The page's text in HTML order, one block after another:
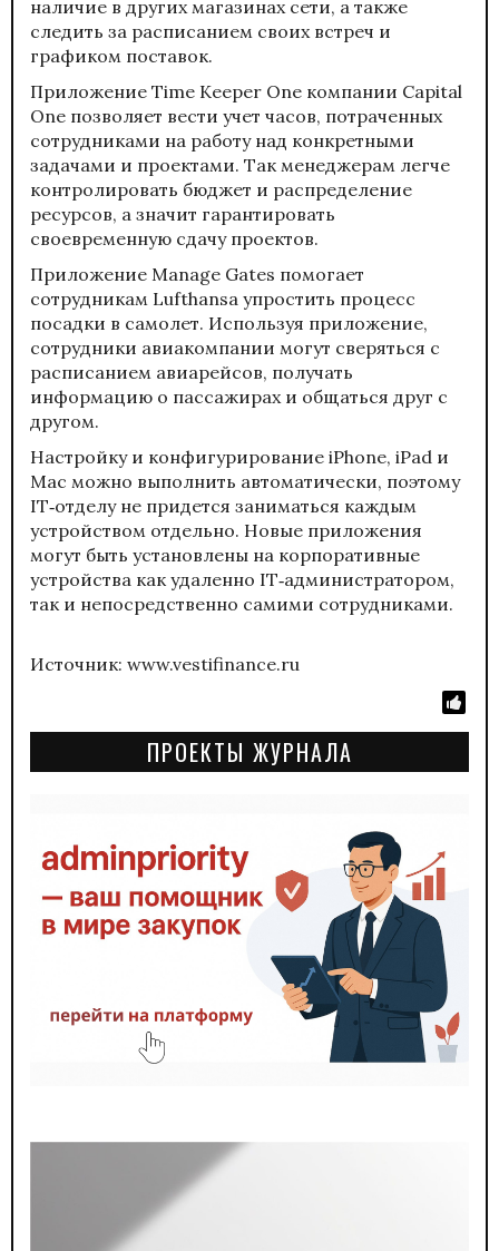
наличие в других магазинах сети, а также
следить за расписанием своих встреч и
графиком поставок.
Приложение Time Keeper One компании Capital
One позволяет вести учет часов, потраченных
сотрудниками на работу над конкретными
задачами и проектами. Так менеджерам легче
контролировать бюджет и распределение
ресурсов, а значит гарантировать
своевременную сдачу проектов.
Приложение Manage Gates помогает
сотрудникам Lufthansa упростить процесс
посадки в самолет. Используя приложение,
сотрудники авиакомпании могут сверяться с
расписанием авиарейсов, получать
информацию о пассажирах и общаться друг с
другом.
Настройку и конфигурирование iPhone, iPad и
Mac можно выполнить автоматически, поэтому
IT‑отделу не придется заниматься каждым
устройством отдельно. Новые приложения
могут быть установлены на корпоративные
устройства как удаленно IT‑администратором,
так и непосредственно самими сотрудниками.
Источник: www.vestifinance.ru
ПРОЕКТЫ ЖУРНАЛА